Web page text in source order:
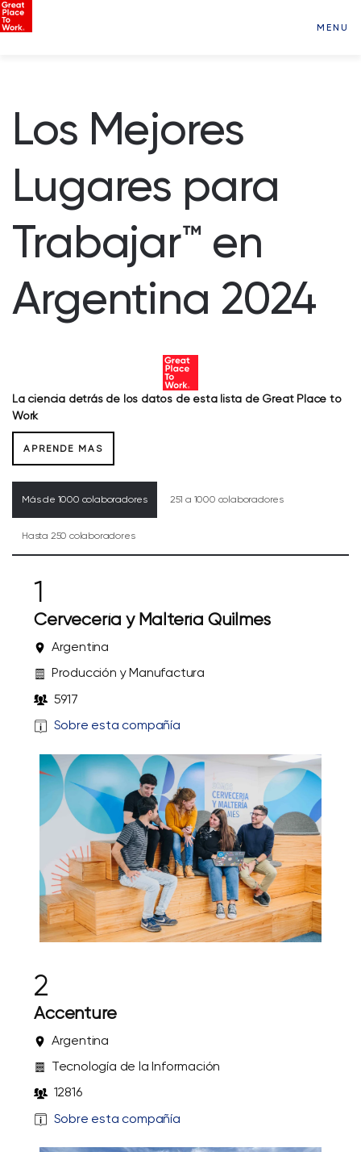
MENU
Los Mejores
Lugares para
Trabajar™ en
Argentina 2024
La ciencia detrás de los datos de esta lista de Great Place to
Work
APRENDE MAS
Más de 1000 colaboradores 251 a 1000 colaboradores
Hasta 250 colaboradores
1
Cervecería y Maltería Quilmes
Argentina
Producción y Manufactura
5917
Sobre esta compañía
2
Accenture
Argentina
Tecnología de la Información
12816
Sobre esta compañía